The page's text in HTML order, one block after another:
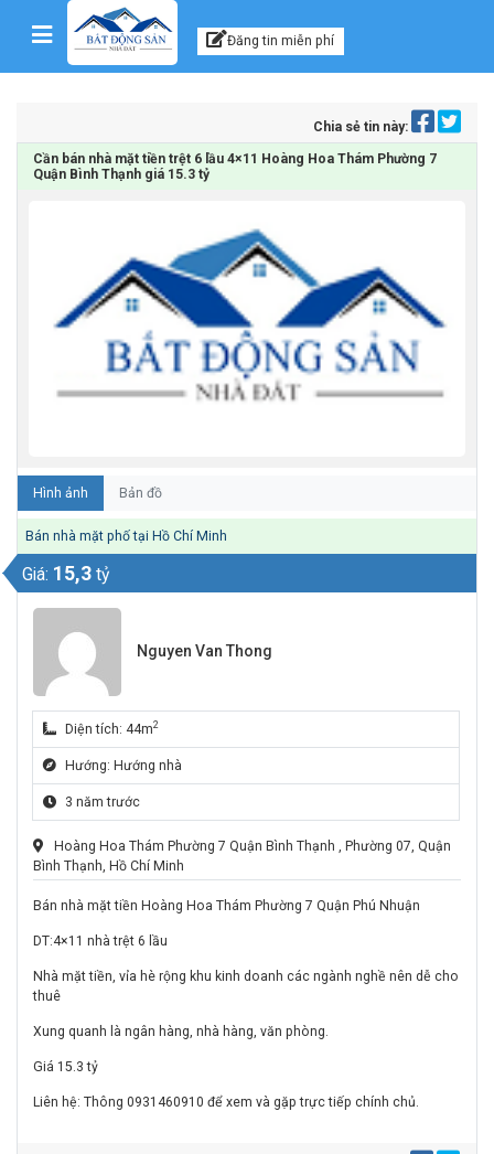
Skip to content Kênh thông tin, tư vấn
Đăng tin miễn phí
Chia sẻ tin này:
Cần bán nhà mặt tiền trệt 6 lầu 4×11 Hoàng Hoa Thám Phường 7
Quận Bình Thạnh giá 15.3 tỷ
Hình ảnh Bản đồ
Bán nhà mặt phố tại Hồ Chí Minh
Giá: 15,3 tỷ
Nguyen Van Thong
Diện tích: 44m2
Hướng: Hướng nhà
3 năm trước
Hoàng Hoa Thám Phường 7 Quận Bình Thạnh , Phường 07, Quận
Bình Thạnh, Hồ Chí Minh
Bán nhà mặt tiền Hoàng Hoa Thám Phường 7 Quận Phú Nhuận
DT:4×11 nhà trệt 6 lầu
Nhà mặt tiền, vỉa hè rộng khu kinh doanh các ngành nghề nên dễ cho
thuê
Xung quanh là ngân hàng, nhà hàng, văn phòng.
Giá 15.3 tỷ
Liên hệ: Thông 0931460910 để xem và gặp trực tiếp chính chủ.